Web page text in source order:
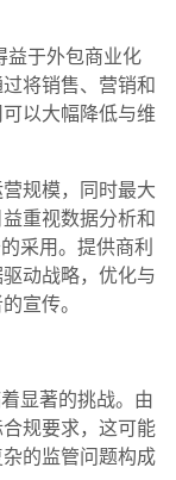
益于外包商业化
将销售、营销和
以大幅降低与维
规模，同时最大
重视数据分析和
采用。提供商利
动战略，优化与
宣传。
显著的挑战。由
规要求，这可能
的监管问题构成